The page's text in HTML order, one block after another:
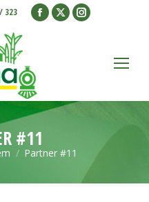
323
Facebook
window
X
window
Instagram
window
#11
Partner #11